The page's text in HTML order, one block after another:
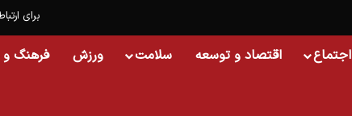
برای
اجتماع اقتصاد و توسعه سلامت ورزش فرهنگ و